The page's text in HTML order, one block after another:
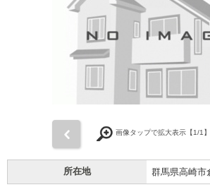
画像タップで拡大表示【1/1】
所在地 群馬県高崎市